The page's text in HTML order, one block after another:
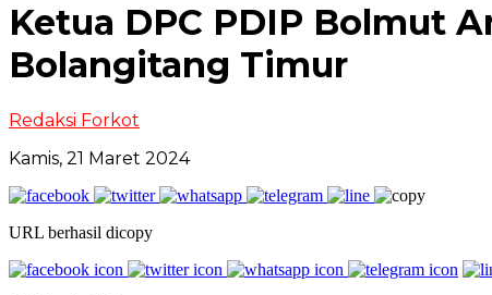
Ketua DPC PDIP Bolmut
Bolangitang Timur
Redaksi Forkot
Kamis, 21 Maret 2024
URL berhasil dicopy